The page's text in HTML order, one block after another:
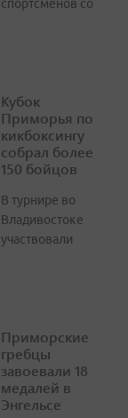
спортсменов со
Кубок
Приморья по
кикбоксингу
собрал более
150 бойцов
В турнире во
Владивостоке
участвовали
Приморские
гребцы
завоевали 18
медалей в
Энгельсе